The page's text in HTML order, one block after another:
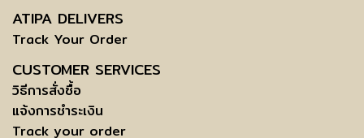
ATIPA DELIVERS
Track Your Order
CUSTOMER SERVICES
วิธีการสั่งซื้อ
แจ้งการชำระเงิน
Track your order